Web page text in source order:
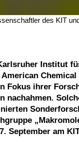
des KIT
Institut
Chemical
Fokus ihrer
nachahmen.
September am